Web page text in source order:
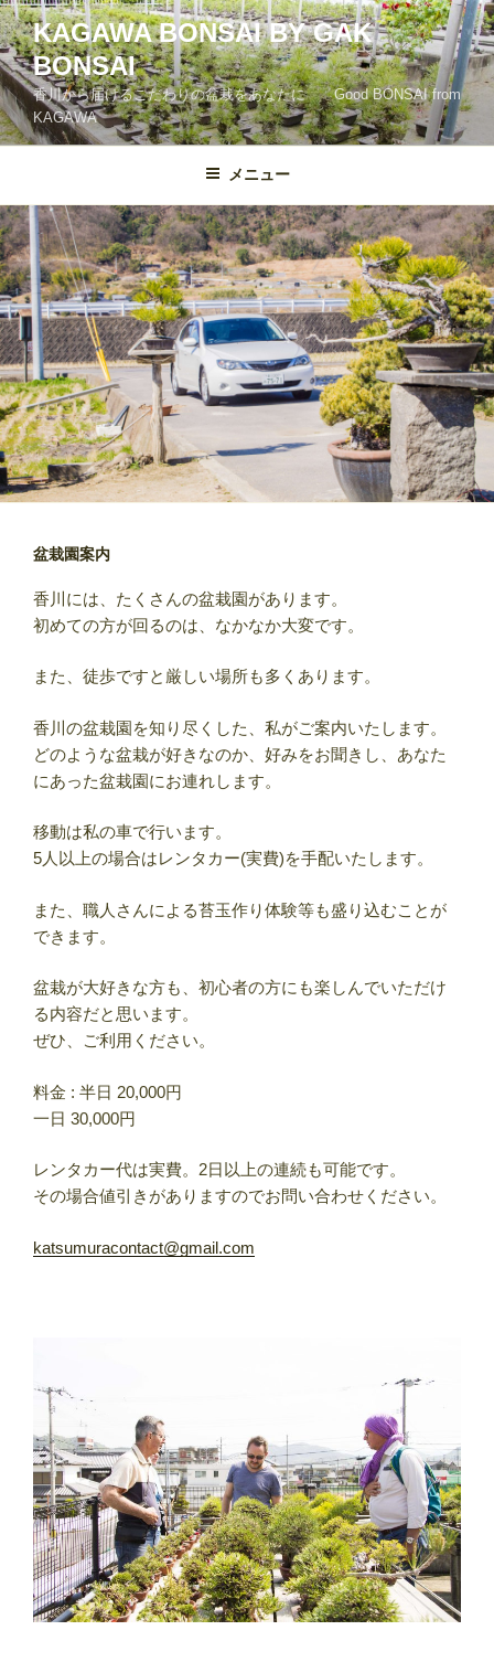
コ
ン
テ
ン
ツ
へ
ッ
プ
KAGAWA BONSAI BY GAK
BONSAI
香川から届けるこだわりの盆栽をあなたに Good BONSAI from
KAGAWA
メニュー
盆栽園案内
香川には、たくさんの盆栽園があります。
初めての方が回るのは、なかなか大変です。
また、徒歩ですと厳しい場所も多くあります。
香川の盆栽園を知り尽くした、私がご案内いたします。
どのような盆栽が好きなのか、好みをお聞きし、あなた
にあった盆栽園にお連れします。
移動は私の車で行います。
5人以上の場合はレンタカー(実費)を手配いたします。
また、職人さんによる苔玉作り体験等も盛り込むことが
できます。
盆栽が大好きな方も、初心者の方にも楽しんでいただけ
る内容だと思います。
ぜひ、ご利用ください。
料金 : 半日 20,000円
一日 30,000円
レンタカー代は実費。2日以上の連続も可能です。
その場合値引きがありますのでお問い合わせください。
katsumuracontact@gmail.com